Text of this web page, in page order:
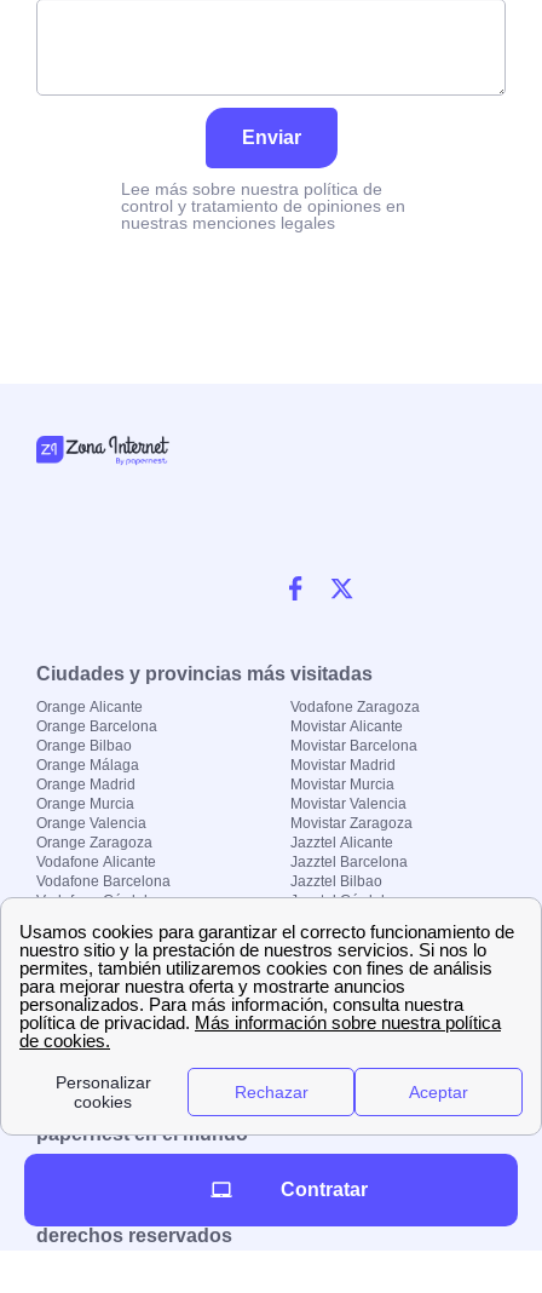
Enviar
Lee más sobre nuestra política de
control y tratamiento de opiniones en
nuestras menciones legales
Ciudades y provincias más visitadas
Orange Alicante
Orange Barcelona
Orange Bilbao
Orange Málaga
Orange Madrid
Orange Murcia
Orange Valencia
Orange Zaragoza
Vodafone Alicante
Vodafone Barcelona
Vodafone Córdoba
Vodafone Madrid
Vodafone Murcia
Vodafone Valencia
Vodafone Zaragoza
Movistar Alicante
Movistar Barcelona
Movistar Madrid
Movistar Murcia
Movistar Valencia
Movistar Zaragoza
Jazztel Alicante
Jazztel Barcelona
Jazztel Bilbao
Jazztel Córdoba
Jazztel Málaga
Jazztel Valencia
Jazztel Zaragoza
Sobre Zona-internet.com
¿Quiénes somos?
El grupo papernest
Aviso legal Nuestras ofertas de trabajo
papernest en el mundo
Reino Unido
derechos reservados
Contratar